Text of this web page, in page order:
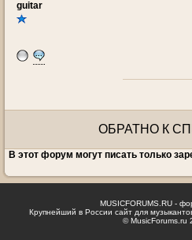
guitar
ОБРАТНО К
В этот форум могут писать только
MUSICFORUMS.RU -
Крупнейший в России сайт для
© MusicForums.ru